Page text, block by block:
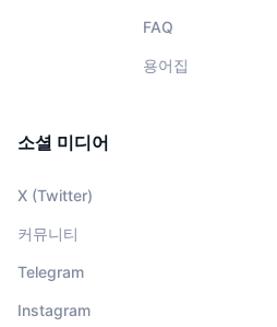
FAQ
용어집
소셜 미디어
X (Twitter)
커뮤니티
Telegram
Instagram